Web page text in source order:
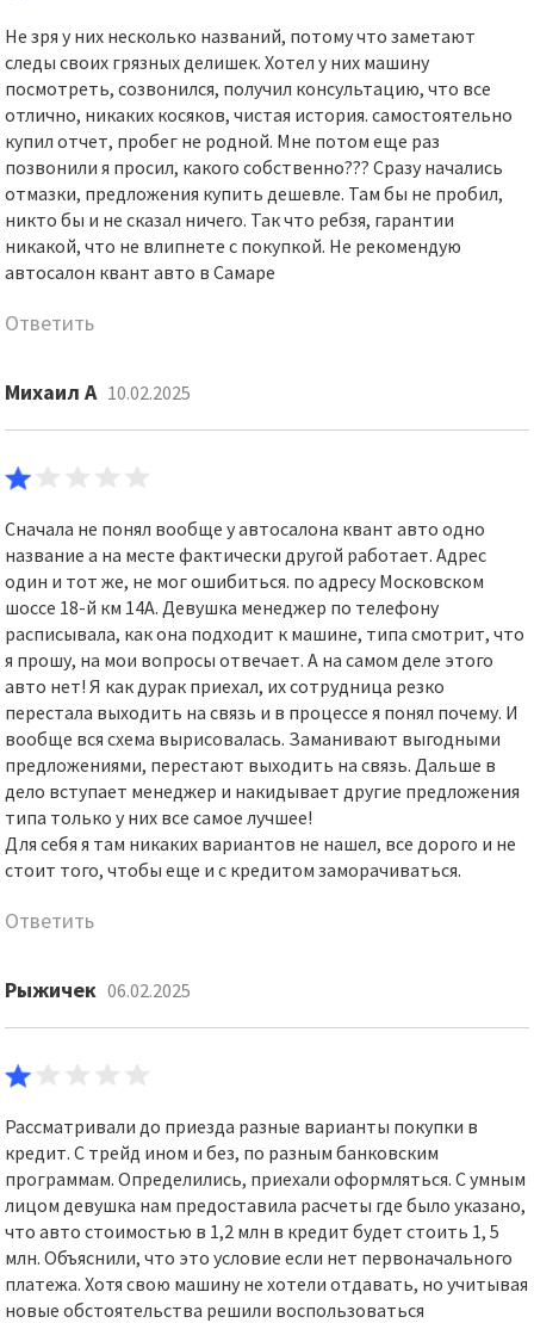
Не зря у них несколько названий, потому что заметают
следы своих грязных делишек. Хотел у них машину
посмотреть, созвонился, получил консультацию, что все
отлично, никаких косяков, чистая история. самостоятельно
купил отчет, пробег не родной. Мне потом еще раз
позвонили я просил, какого собственно??? Сразу начались
отмазки, предложения купить дешевле. Там бы не пробил,
никто бы и не сказал ничего. Так что ребзя, гарантии
никакой, что не влипнете с покупкой. Не рекомендую
автосалон квант авто в Самаре
Ответить
Михаил А 10.02.2025
Сначала не понял вообще у автосалона квант авто одно
название а на месте фактически другой работает. Адрес
один и тот же, не мог ошибиться. по адресу Московском
шоссе 18-й км 14А. Девушка менеджер по телефону
расписывала, как она подходит к машине, типа смотрит, что
я прошу, на мои вопросы отвечает. А на самом деле этого
авто нет! Я как дурак приехал, их сотрудница резко
перестала выходить на связь и в процессе я понял почему. И
вообще вся схема вырисовалась. Заманивают выгодными
предложениями, перестают выходить на связь. Дальше в
дело вступает менеджер и накидывает другие предложения
типа только у них все самое лучшее!
Для себя я там никаких вариантов не нашел, все дорого и не
стоит того, чтобы еще и с кредитом заморачиваться.
Ответить
Рыжичек 06.02.2025
Рассматривали до приезда разные варианты покупки в
кредит. С трейд ином и без, по разным банковским
программам. Определились, приехали оформляться. С умным
лицом девушка нам предоставила расчеты где было указано,
что авто стоимостью в 1,2 млн в кредит будет стоить 1, 5
млн. Объяснили, что это условие если нет первоначального
платежа. Хотя свою машину не хотели отдавать, но учитывая
новые обстоятельства решили воспользоваться